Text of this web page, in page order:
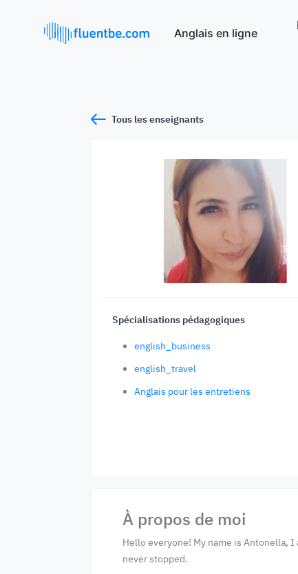
Anglais en ligne
Tous les enseignants
Spécialisations pédagogiques
english_business
english_travel
Anglais pour les entretiens
À propos de moi
Hello everyone! My name is Antonella,
never stopped.